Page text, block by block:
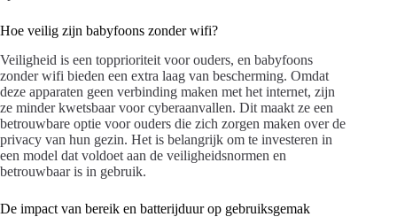
Hoe veilig zijn babyfoons zonder wifi?
Veiligheid is een topprioriteit voor ouders, en babyfoons
zonder wifi bieden een extra laag van bescherming. Omdat
deze apparaten geen verbinding maken met het internet, zijn
ze minder kwetsbaar voor cyberaanvallen. Dit maakt ze een
betrouwbare optie voor ouders die zich zorgen maken over de
privacy van hun gezin. Het is belangrijk om te investeren in
een model dat voldoet aan de veiligheidsnormen en
betrouwbaar is in gebruik.
De impact van bereik en batterijduur op gebruiksgemak